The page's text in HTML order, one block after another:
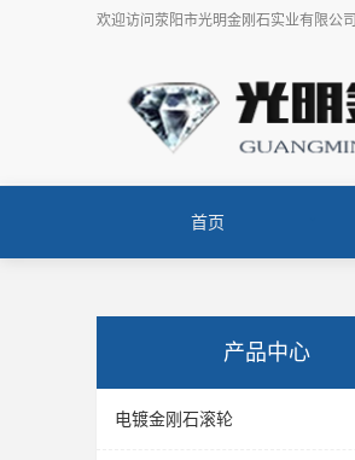
欢迎访问 荥阳市光明金刚石实业有限公司
首页
产品中心
电镀金刚石滚轮